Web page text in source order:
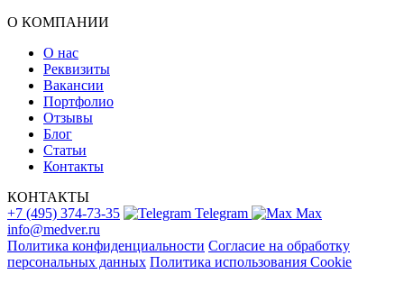
О КОМПАНИИ
О нас
Реквизиты
Вакансии
Портфолио
Отзывы
Блог
Статьи
Контакты
КОНТАКТЫ
+7 (495) 374-73-35
Telegram
Max
info@medver.ru
Политика конфиденциальности Согласие на обработку
персональных данных Политика использования Cookie